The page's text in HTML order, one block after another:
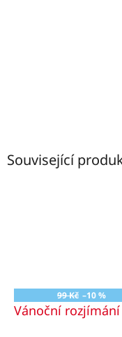
Související
99 Kč –10 %
Vánoční rozjímání